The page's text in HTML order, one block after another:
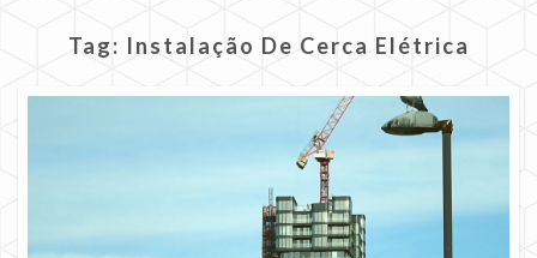
Tag: Instalação De Cerca Elétrica